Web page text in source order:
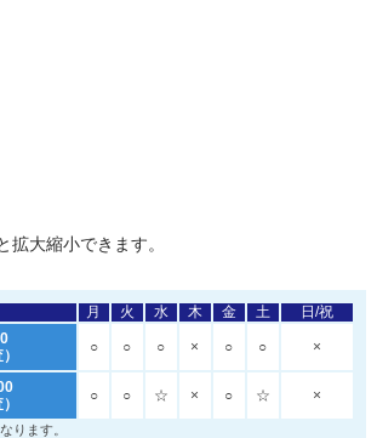
拡大縮小できます。
ります。
月 火 水 木 金 土
日/祝
○ ○ ○ × ○ ○ ×
○ ○ ☆ × ○ ☆ ×